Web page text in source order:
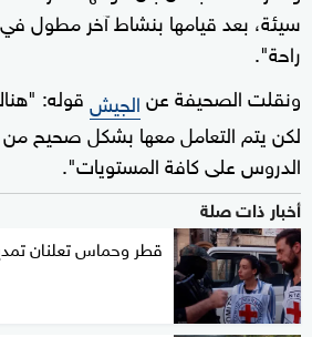
سيئة، بعد قيامها بنشاط آخر مطول
راحة".
ونقلت الصحيفة عنالجيشقوله:
لكن يتم التعامل معها بشكل صحيح
الدروس على كافة المستويات".
أخبار ذات صلة
قطر وحماس تعلنان